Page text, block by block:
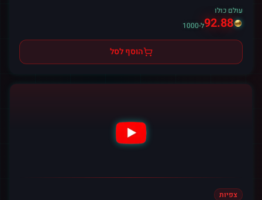
עולם כולו
92.88ל-1000
הוסף לסל
צפיות